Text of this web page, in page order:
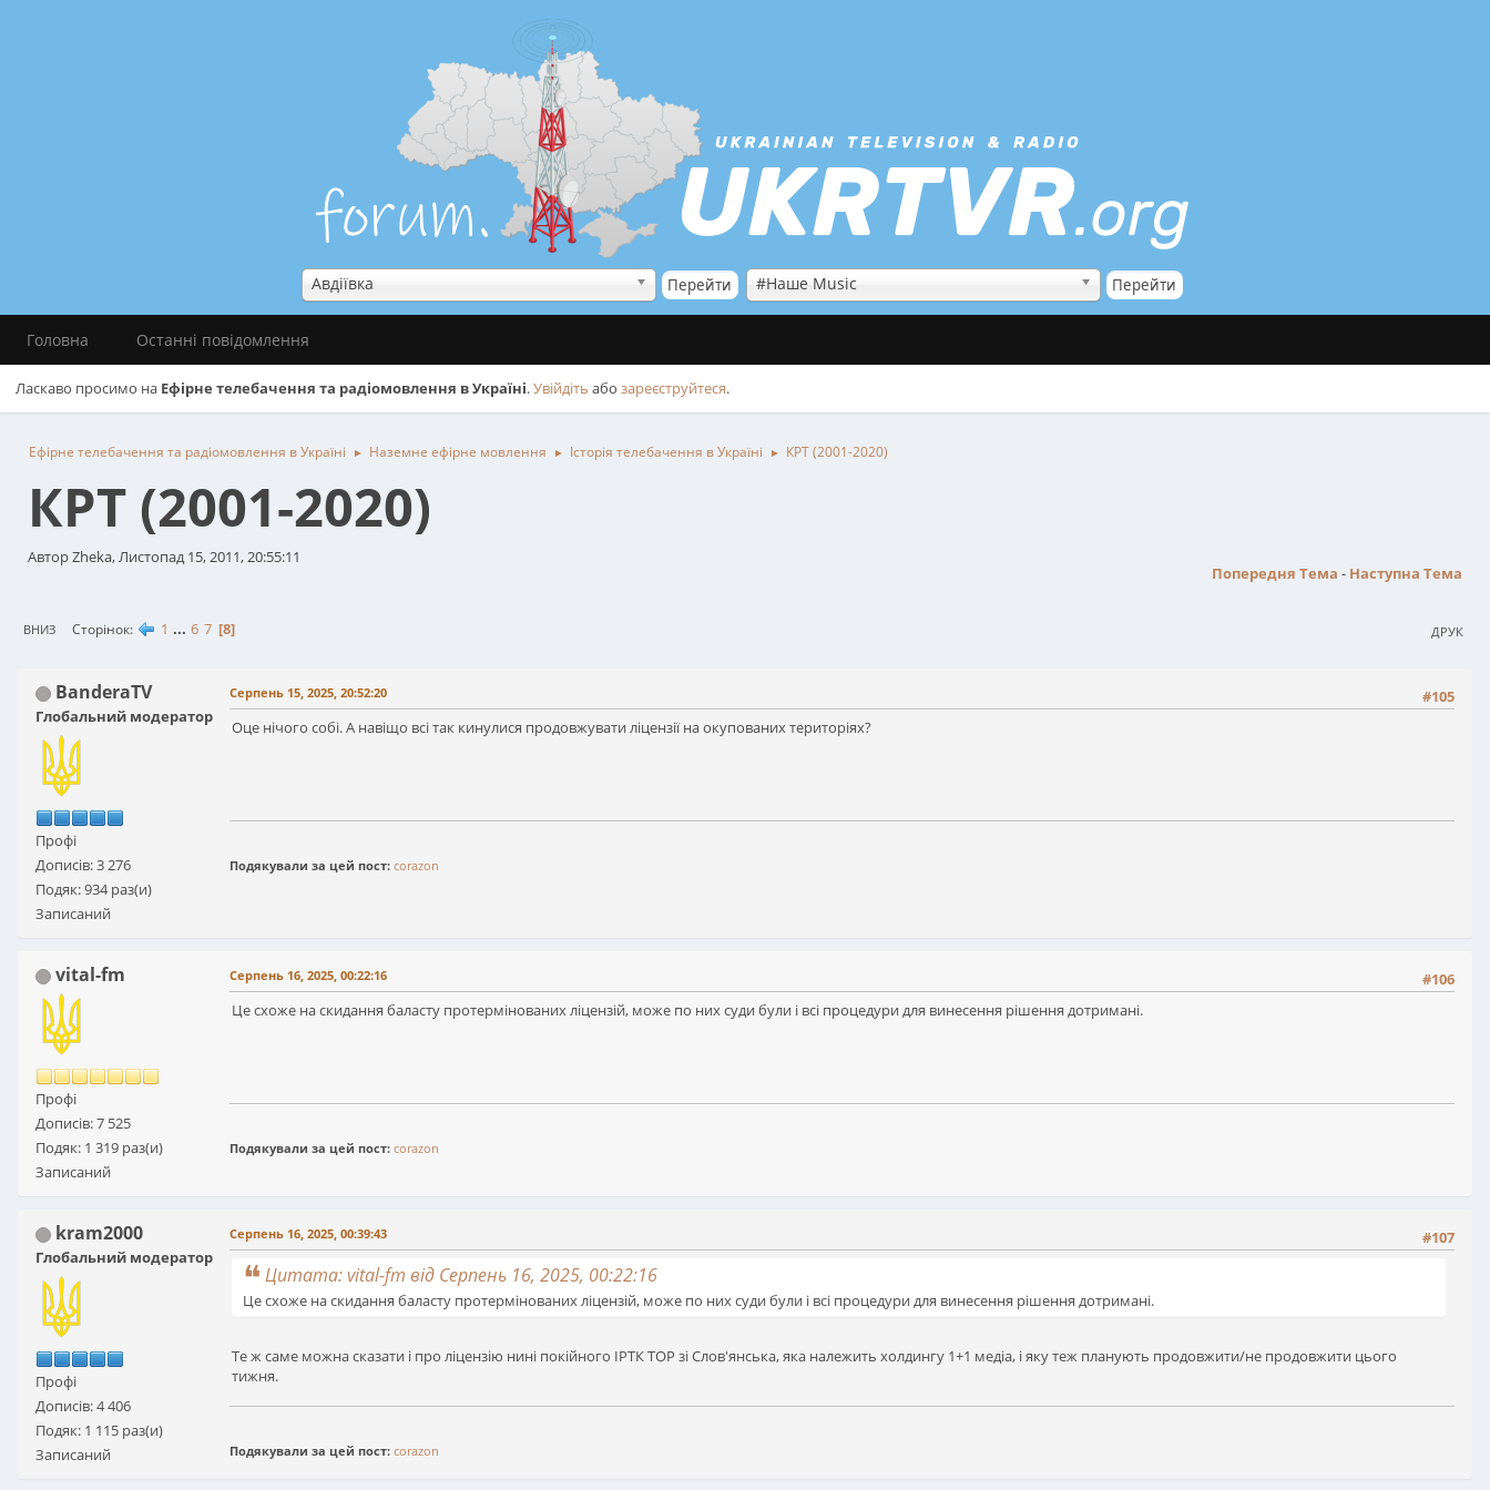
Авдіївка #Наше Music
Головна Останні повідомлення
Ласкаво просимо на Ефірне телебачення та радіомовлення в Україні.Увійдіть або зареєструйтеся.
Ефірне телебачення та радіомовлення в Україні ► Наземне ефірне мовлення ► Історія телебачення в Україні ► КРТ (2001-2020)
КРТ (2001-2020)
Автор Zheka, Листопад 15, 2011, 20:55:11
Попередня Тема - Наступна Тема
ДРУК
ВНИЗ Сторінок 1 ... 6 7 8
BanderaTV
Глобальний модератор
Профі
Дописів: 3 276
Подяк: 934 раз(и)
Записаний
#105
Серпень 15, 2025, 20:52:20
Оце нічого собі. А навіщо всі так кинулися продовжувати ліцензії на окупованих територіях?
Подякували за цей пост: corazon
vital-fm
Профі
Дописів: 7 525
Подяк: 1 319 раз(и)
Записаний
#106
Серпень 16, 2025, 00:22:16
Це схоже на скидання баласту протермінованих ліцензій, може по них суди були і всі процедури для винесення рішення дотримані.
Подякували за цей пост: corazon
kram2000
Глобальний модератор
Профі
Дописів: 4 406
Подяк: 1 115 раз(и)
Записаний
#107
Серпень 16, 2025, 00:39:43
Цитата: vital-fm від Серпень 16, 2025, 00:22:16
Це схоже на скидання баласту протермінованих ліцензій, може по них суди були і всі процедури для винесення рішення дотримані.
Те ж саме можна сказати і про ліцензію нині покійного ІРТК ТОР зі Слов'янська, яка належить холдингу 1+1 медіа, і яку теж планують продовжити/не продовжити цього
тижня.
Подякували за цей пост: corazon